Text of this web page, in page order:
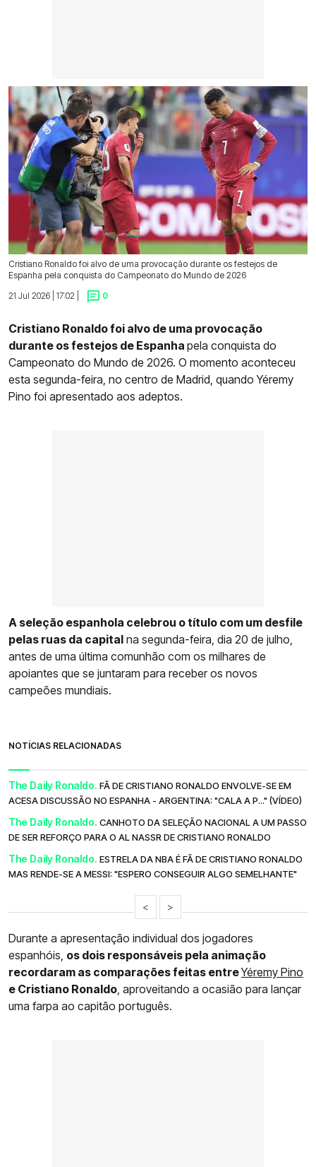
Cristiano Ronaldo foi alvo de uma provocação durante os festejos de
Espanha pela conquista do Campeonato do Mundo de 2026
21 Jul 2026 | 17:02 |
0
Cristiano Ronaldo foi alvo de uma provocação
durante os festejos de Espanha pela conquista do
Campeonato do Mundo de 2026. O momento aconteceu
esta segunda-feira, no centro de Madrid, quando Yéremy
Pino foi apresentado aos adeptos.
A seleção espanhola celebrou o título com um desfile
pelas ruas da capital na segunda-feira, dia 20 de julho,
antes de uma última comunhão com os milhares de
apoiantes que se juntaram para receber os novos
campeões mundiais.
NOTÍCIAS RELACIONADAS
The Daily Ronaldo. FÃ DE CRISTIANO RONALDO ENVOLVE-SE EM
ACESA DISCUSSÃO NO ESPANHA - ARGENTINA: "CALA A P..." (VÍDEO)
The Daily Ronaldo. CANHOTO DA SELEÇÃO NACIONAL A UM PASSO
DE SER REFORÇO PARA O AL NASSR DE CRISTIANO RONALDO
The Daily Ronaldo. ESTRELA DA NBA É FÃ DE CRISTIANO RONALDO
MAS RENDE-SE A MESSI: "ESPERO CONSEGUIR ALGO SEMELHANTE"
< >
Durante a apresentação individual dos jogadores
espanhóis, os dois responsáveis pela animação
recordaram as comparações feitas entreYéremy Pino
e Cristiano Ronaldo , aproveitando a ocasião para lançar
uma farpa ao capitão português.